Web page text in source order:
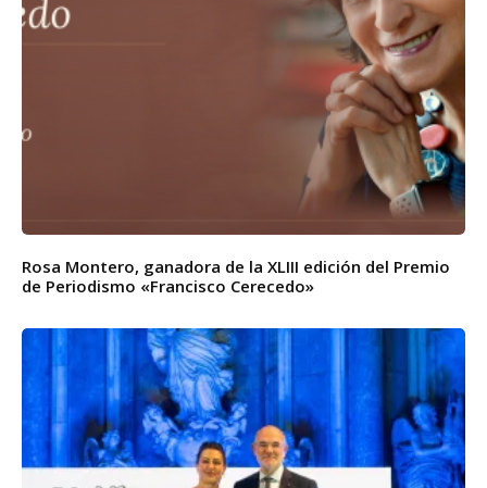
Rosa Montero, ganadora de la XLIII edición del Premio
de Periodismo «Francisco Cerecedo»